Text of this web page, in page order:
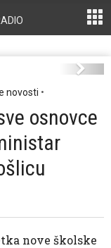
Next
novosti •
osnovce
nove školske